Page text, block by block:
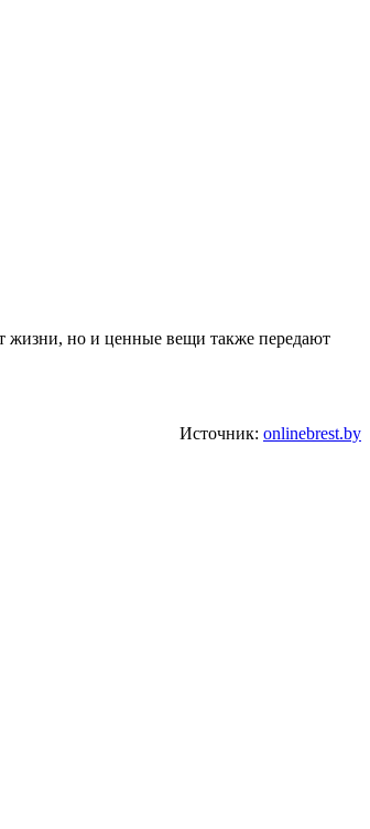
жизни, но и ценные вещи также передают
Источник: onlinebrest.by